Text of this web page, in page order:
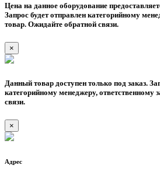
Цена на данное оборудование
Запрос будет отправлен категорийному
товар. Ожидайте обратной связи.
×
Данный товар доступен только под заказ.
категорийному менеджеру, ответственному
связи.
×
Адрес